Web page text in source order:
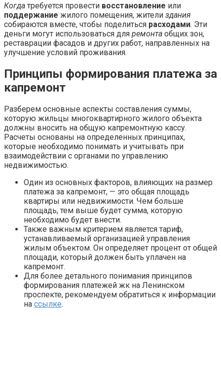
Когда требуется провести восстановление или
поддержание жилого помещения, жители здания
собираются вместе, чтобы поделиться расходами. Эти
деньги могут использоваться для ремонта общих зон,
реставрации фасадов и других работ, направленных на
улучшение условий проживания.
Принципы формирования платежа за
капремонт
Разберем основные аспекты составления суммы,
которую жильцы многоквартирного жилого объекта
должны вносить на общую капремонтную кассу.
Расчеты основаны на определенных принципах,
которые необходимо понимать и учитывать при
взаимодействии с органами по управлению
недвижимостью.
Один из основных факторов, влияющих на размер
платежа за капремонт, — это общая площадь
квартиры или недвижимости. Чем больше
площадь, тем выше будет сумма, которую
необходимо будет внести.
Также важным критерием является тариф,
устанавливаемый организацией управления
жилым объектом. Он определяет процент от общей
площади, который должен быть уплачен на
капремонт.
Для более детального понимания принципов
формирования платежей жк на Ленинском
проспекте, рекомендуем обратиться к информации
на ссылке.